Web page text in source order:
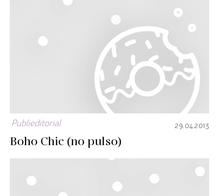
Publieditorial 29.04.2013
Boho Chic (no pulso)